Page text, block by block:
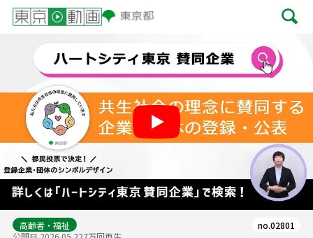
高齢者・福祉
no.02801